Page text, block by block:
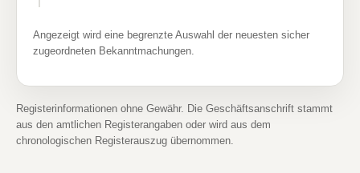
Angezeigt wird eine begrenzte Auswahl der neuesten sicher
zugeordneten Bekanntmachungen.
Registerinformationen ohne Gewähr. Die Geschäftsanschrift stammt
aus den amtlichen Registerangaben oder wird aus dem
chronologischen Registerauszug übernommen.